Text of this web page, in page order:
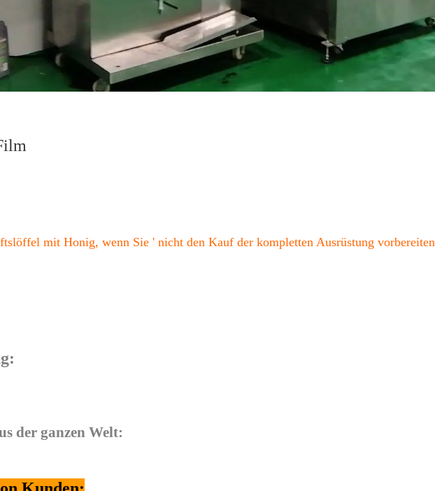
mit Honig, wenn Sie ' nicht den Kauf der kompletten Ausrüstung vorbereiten
der ganzen Welt: